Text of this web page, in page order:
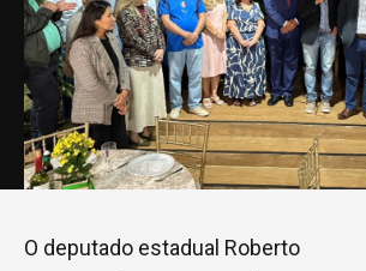
O deputado estadual Roberto